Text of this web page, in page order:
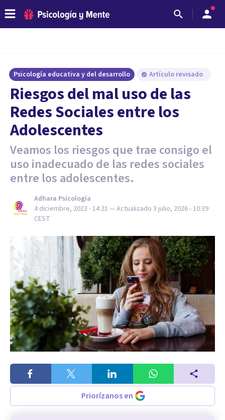
Psicología educativa y del desarrollo Artículo revisado
Riesgos del mal uso de las
Redes Sociales entre los
Adolescentes
Veamos los riesgos que trae consigo el
uso inadecuado de las redes sociales
entre los adolescentes.
Adhara Psicología
4 diciembre, 2023 - 14:21 — Actualizado 3 julio, 2026 - 10:39
CEST
Priorízanos en